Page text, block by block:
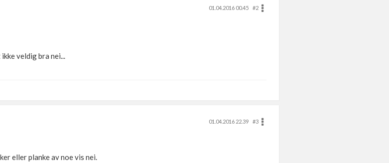
01.04.2016 00.45
#2
veldig bra nei...
01.04.2016 22.39
#3
eller planke av noe vis nei.